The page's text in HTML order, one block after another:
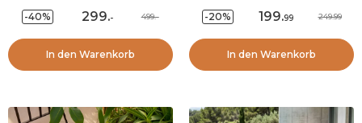
-40% 299.- 499.-
In den Warenkorb
-20% 199.99 249.99
In den Warenkorb